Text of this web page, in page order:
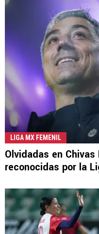
LIGA MX FEMENIL
Olvidadas en
reconocidas por la